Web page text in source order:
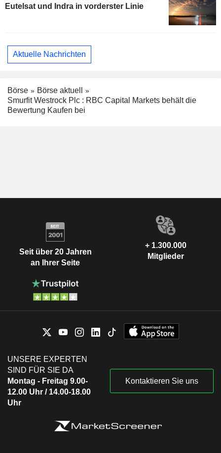
Eutelsat und Indra in vorderster Linie
Aktuelle Nachrichten
Börse
Börse aktuell
Smurfit Westrock Plc : RBC Capital Markets behält die
Bewertung Kaufen bei
Seit über 20 Jahren
an Ihrer Seite
+ 1.300.000
Mitglieder
UNSERE EXPERTEN
SIND FÜR SIE DA
Montag - Freitag 9.00-
12.00 Uhr / 14.00-18.00
Uhr
Kontaktieren Sie uns